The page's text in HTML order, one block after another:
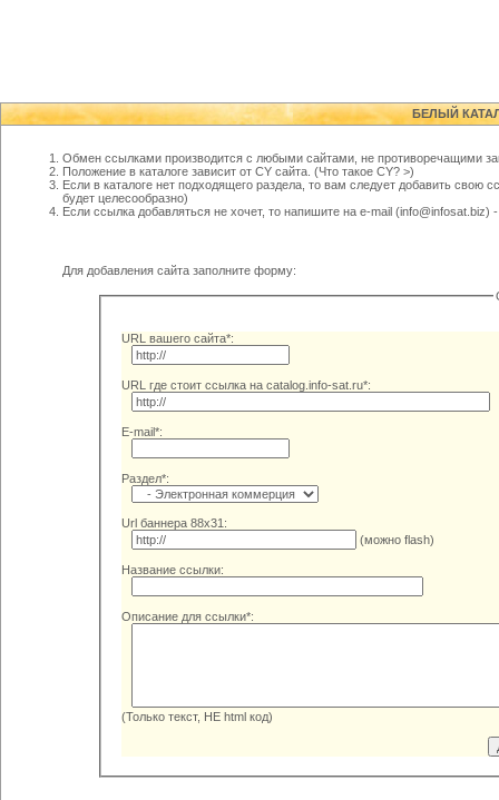
БЕЛЫЙ
Обмен ссылками производится с любыми сайтами, не противоречащими
Положение в каталоге зависит от CY сайта. (Что такое CY? >)
Если в каталоге нет подходящего раздела, то вам следует добавить
будет целесообразно)
Если ссылка добавляться не хочет, то напишите на e-mail (info@infosat.biz)
Для добавления сайта заполните форму:
URL вашего сайта*:
URL где стоит ссылка на catalog.info-sat.ru*:
E-mail*:
Раздел*:
Url баннера 88x31:
(можно flash)
Название ссылки:
Описание для ссылки*:
(Только текст, НЕ html код)